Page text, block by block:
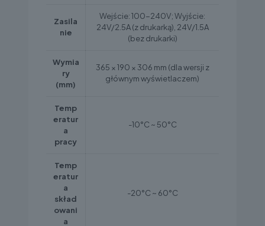
Zasila
nie
Wejście: 100-240V; Wyjście:
24V/2.5A (z drukarką), 24V/1.5A
(bez drukarki)
Wymia
ry
(mm)
365 × 190 × 306 mm (dla wersji z
głównym wyświetlaczem)
Temp
eratur
a
pracy
-10°C ~ 50°C
Temp
eratur
a
skład
owani
a
-20°C ~ 60°C